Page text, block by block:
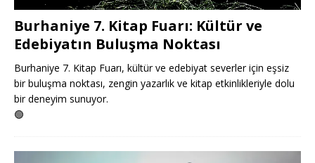
Burhaniye 7. Kitap Fuarı: Kültür ve
Edebiyatın Buluşma Noktası
Burhaniye 7. Kitap Fuarı, kültür ve edebiyat severler için eşsiz
bir buluşma noktası, zengin yazarlık ve kitap etkinlikleriyle dolu
bir deneyim sunuyor.
🟢